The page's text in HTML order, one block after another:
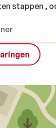
stappen ,
stappen ,